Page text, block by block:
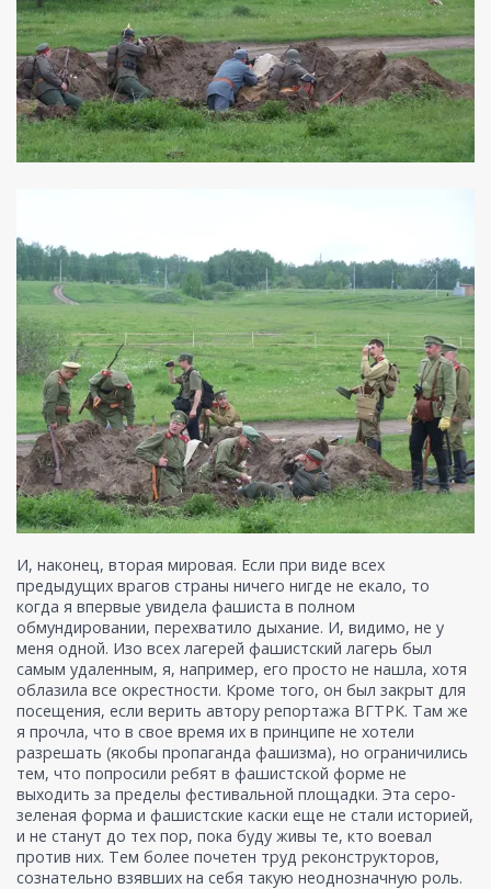
И, наконец, вторая мировая. Если при виде всех
предыдущих врагов страны ничего нигде не екало, то
когда я впервые увидела фашиста в полном
обмундировании, перехватило дыхание. И, видимо, не у
меня одной. Изо всех лагерей фашистский лагерь был
самым удаленным, я, например, его просто не нашла, хотя
облазила все окрестности. Кроме того, он был закрыт для
посещения, если верить автору репортажа ВГТРК. Там же
я прочла, что в свое время их в принципе не хотели
разрешать (якобы пропаганда фашизма), но ограничились
тем, что попросили ребят в фашистской форме не
выходить за пределы фестивальной площадки. Эта серо-
зеленая форма и фашистские каски еще не стали историей,
и не станут до тех пор, пока буду живы те, кто воевал
против них. Тем более почетен труд реконструкторов,
сознательно взявших на себя такую неоднозначную роль.